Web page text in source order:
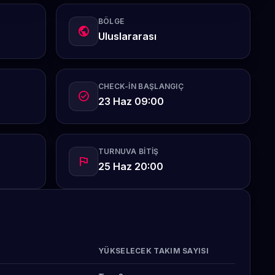
public
BÖLGE
Uluslararası
check_circle
CHECK-IN BAŞLANGIÇ
23 Haz 09:00
flag
TURNUVA BITIŞ
25 Haz 20:00
YÜKSELECEK TAKIM SAYISI